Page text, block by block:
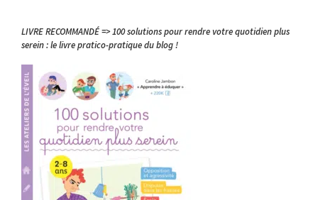
LIVRE RECOMMANDÉ => 100 solutions pour rendre votre quotidien plus
serein : le livre pratico-pratique du blog !